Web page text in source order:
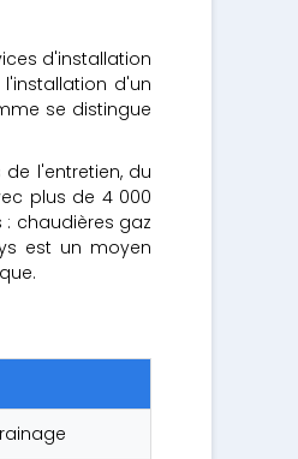
d'installation
d'un
se distingue
l'entretien, du
plus de 4 000
chaudières gaz
est un moyen